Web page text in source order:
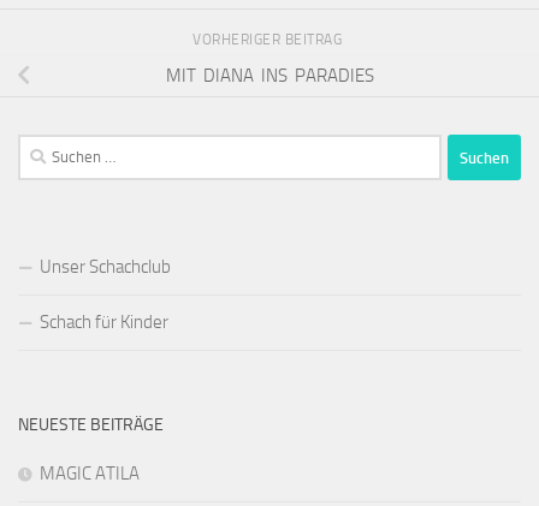
VORHERIGER BEITRAG
MIT DIANA INS PARADIES
Suchen
nach:
Unser Schachclub
Schach für Kinder
NEUESTE BEITRÄGE
MAGIC ATILA